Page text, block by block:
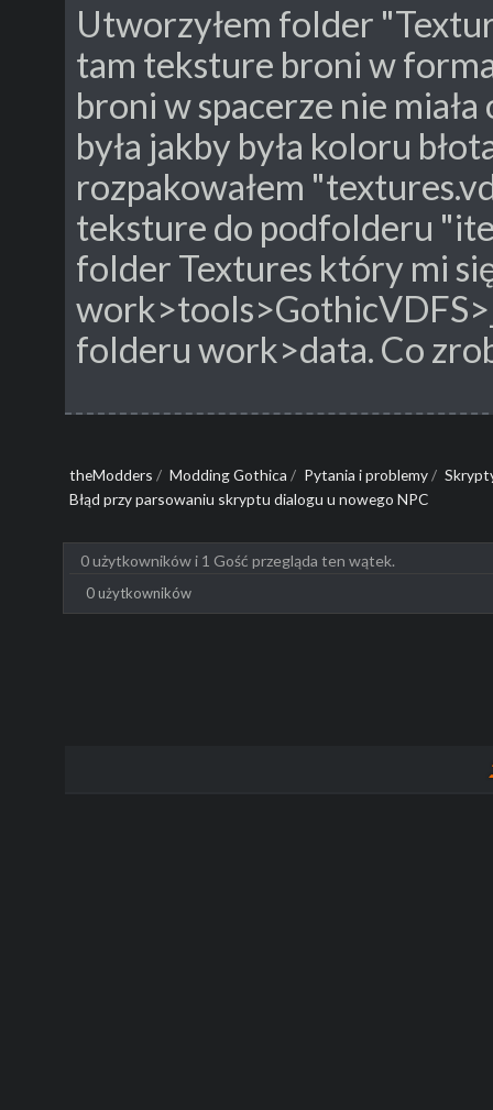
Utworzyłem folder
tam teksture broni w
broni w spacerze nie
była jakby była koloru
rozpakowałem
teksture do podfolderu
folder Textures który mi
folderu work>data. Co
theModders / Modding Gothica / Pytania i problemy/
Błąd przy parsowaniu skryptu dialogu u nowego NPC
0 użytkowników i 1 Gość przegląda ten wątek.
0 użytkowników